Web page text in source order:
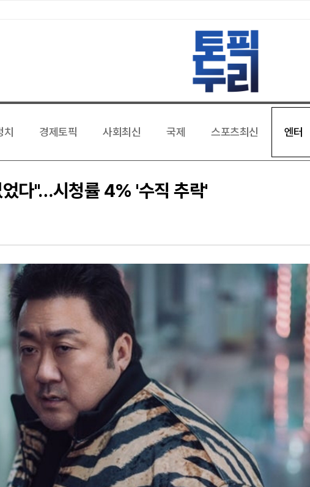
경제토픽 사회최신 국제 스포츠최신 엔터
다"…시청률 4% '수직 추락'